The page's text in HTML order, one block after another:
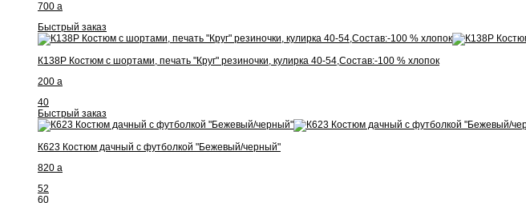
700 a
Быстрый заказ
К138Р Костюм с шортами, печать "Круг" резиночки, кулирка 40-54,Состав:-100 % хлопок
200 a
40
Быстрый заказ
К623 Костюм дачный с футболкой "Бежевый/черный"
820 a
52
60